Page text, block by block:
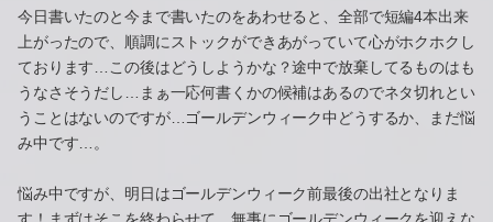
今日書いたのと今まで書いたのをあわせると、全部で短編4本出来
上がったので、順調にストックができあがっていて心がホクホクし
ております…この後はどうしようかな？途中で放棄してるものはも
うなさそうだし…まぁ一応何書くかの候補はあるのでネタ切れとい
うことはないのですが…ゴールデンウィーク中どうするか、まだ悩
み中です…。
悩み中ですが、明日はゴールデンウィーク前最後の出社となりま